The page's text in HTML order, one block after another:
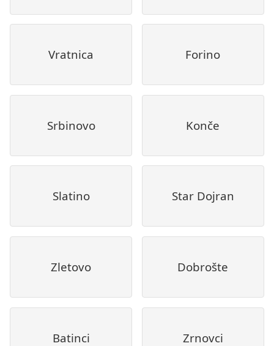
Vratnica Forino
Srbinovo Konče
Slatino Star Dojran
Zletovo Dobrošte
Batinci Zrnovci